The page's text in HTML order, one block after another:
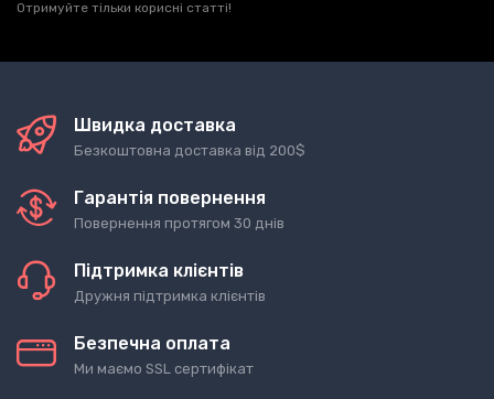
Отримуйте тільки корисні статті!
Швидка доставка
Безкоштовна доставка від 200$
Гарантія повернення
Повернення протягом 30 днів
Підтримка клієнтів
Дружня підтримка клієнтів
Безпечна оплата
Ми маємо SSL сертифікат